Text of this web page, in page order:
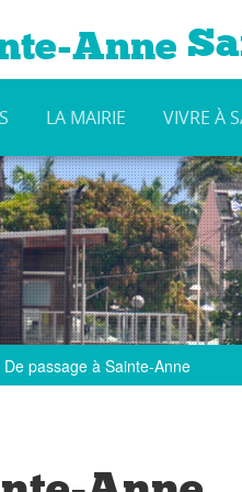
LA MAIRIE VIVRE À
De passage à Sainte-Anne